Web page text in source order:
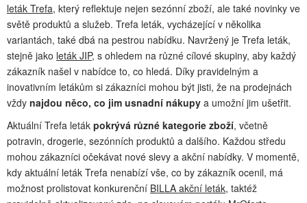
leták Trefa, který reflektuje nejen sezónní zboží, ale také novinky ve
světě produktů a služeb. Trefa leták, vycházející v několika
variantách, také dbá na pestrou nabídku. Navržený je Trefa leták,
stejně jako leták JIP, s ohledem na různé cílové skupiny, aby každý
zákazník našel v nabídce to, co hledá. Díky pravidelným a
inovativním letákům si zákazníci mohou být jisti, že na prodejnách
vždy najdou něco, co jim usnadní nákupy a umožní jim ušetřit.
Aktuální Trefa leták pokrývá různé kategorie zboží, včetně
potravin, drogerie, sezónních produktů a dalšího. Každou středu
mohou zákazníci očekávat nové slevy a akční nabídky. V momentě,
kdy aktuální leták Trefa nenabízí vše, co by zákazník ocenil, má
možnost prolistovat konkurenční BILLA akční leták, taktéž